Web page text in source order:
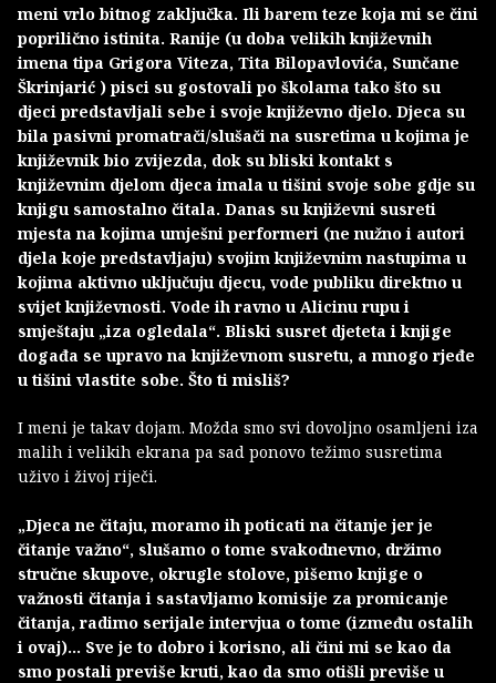
meni vrlo bitnog zaključka. Ili barem teze koja mi se čini
poprilično istinita. Ranije (u doba velikih književnih
imena tipa Grigora Viteza, Tita Bilopavlovića, Sunčane
Škrinjarić ) pisci su gostovali po školama tako što su
djeci predstavljali sebe i svoje književno djelo. Djeca su
bila pasivni promatrači/slušači na susretima u kojima je
književnik bio zvijezda, dok su bliski kontakt s
književnim djelom djeca imala u tišini svoje sobe gdje su
knjigu samostalno čitala. Danas su književni susreti
mjesta na kojima umješni performeri (ne nužno i autori
djela koje predstavljaju) svojim književnim nastupima u
kojima aktivno uključuju djecu, vode publiku direktno u
svijet književnosti. Vode ih ravno u Alicinu rupu i
smještaju „iza ogledala“. Bliski susret djeteta i knjige
događa se upravo na književnom susretu, a mnogo rjeđe
u tišini vlastite sobe. Što ti misliš?
I meni je takav dojam. Možda smo svi dovoljno osamljeni iza
malih i velikih ekrana pa sad ponovo težimo susretima
uživo i živoj riječi.
„Djeca ne čitaju, moramo ih poticati na čitanje jer je
čitanje važno“, slušamo o tome svakodnevno, držimo
stručne skupove, okrugle stolove, pišemo knjige o
važnosti čitanja i sastavljamo komisije za promicanje
čitanja, radimo serijale intervjua o tome (između ostalih
i ovaj)… Sve je to dobro i korisno, ali čini mi se kao da
smo postali previše kruti, kao da smo otišli previše u